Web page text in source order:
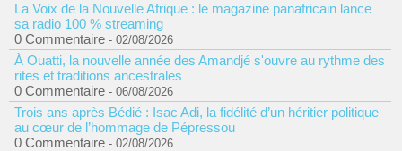
La Voix de la Nouvelle Afrique : le magazine panafricain lance
sa radio 100 % streaming
0 Commentaire - 02/08/2026
À Ouatti, la nouvelle année des Amandjé s'ouvre au rythme des
rites et traditions ancestrales
0 Commentaire - 06/08/2026
Trois ans après Bédié : Isac Adi, la fidélité d’un héritier politique
au cœur de l’hommage de Pépressou
0 Commentaire - 02/08/2026